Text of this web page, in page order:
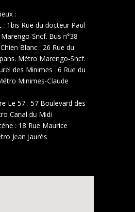
:
: 1bis Rue du docteur Paul
Sncf. Bus n°38
Blanc : 26 Rue du
Métro Marengo-Sncf.
des Minimes : 6 Rue du
Minimes-Claude
Le 57 : 57 Boulevard des
Canal du Midi
: 18 Rue Maurice
Jean Jaurès